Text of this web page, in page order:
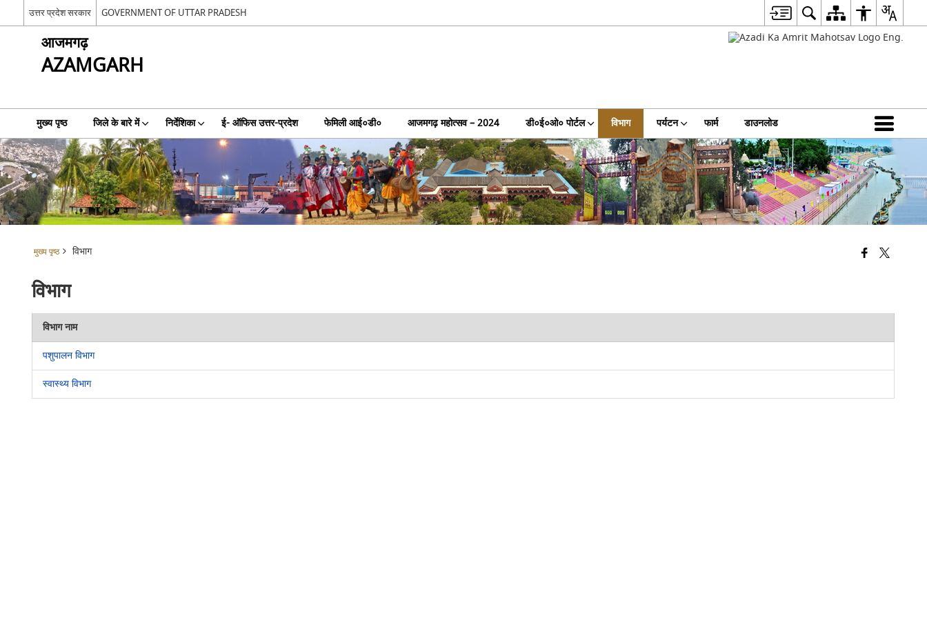
उत्तर प्रदेश सरकार GOVERNMENT OF UTTAR PRADESH
आजमगढ़
AZAMGARH
मुख्य पृष्ठ जिले के बारे में निर्देशिका ई- ऑफिस उत्तर-प्रदेश फेमिली आई०डी० आजमगढ़ महोत्सव – 2024 डी०ई०ओ० पोर्टल विभाग पर्यटन फार्म डाउनलोड
मुख्य पृष्ठ विभाग
विभाग
विभाग नाम
पशुपालन विभाग
स्वास्थ्य विभाग